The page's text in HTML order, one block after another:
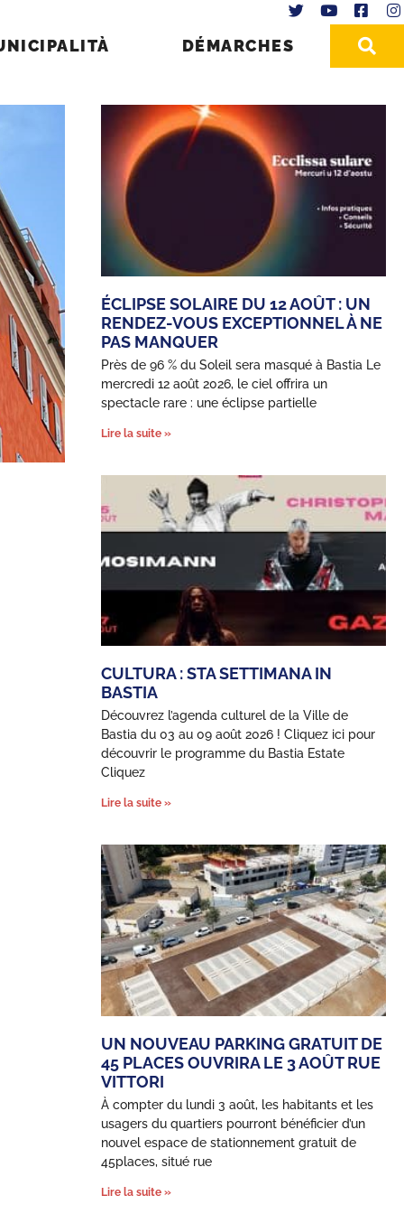
DÉMARCHES
ÉCLIPSE SOLAIRE DU 12 AOÛT : UN
RENDEZ-VOUS EXCEPTIONNEL À NE
PAS MANQUER
Près de 96 % du Soleil sera masqué à Bastia Le
mercredi 12 août 2026, le ciel offrira un
spectacle rare : une éclipse partielle
Lire la suite »
CULTURA : STA SETTIMANA IN
BASTIA
Découvrez l’agenda culturel de la Ville de
Bastia du 03 au 09 août 2026 ! Cliquez ici pour
découvrir le programme du Bastia Estate
Cliquez
Lire la suite »
UN NOUVEAU PARKING GRATUIT DE
45 PLACES OUVRIRA LE 3 AOÛT RUE
VITTORI
À compter du lundi 3 août, les habitants et les
usagers du quartiers pourront bénéficier d’un
nouvel espace de stationnement gratuit de
45places, situé rue
Lire la suite »